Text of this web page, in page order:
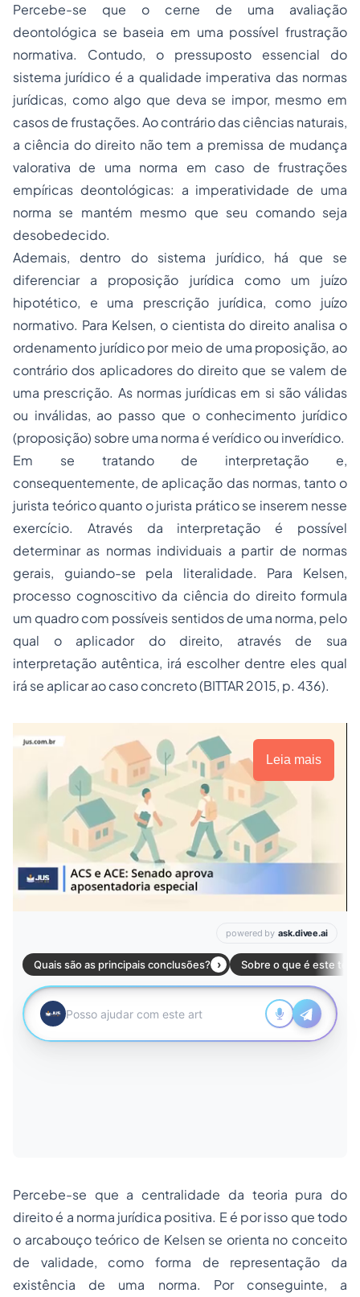
Percebe-se que o cerne de uma avaliação
deontológica se baseia em uma possível frustração
normativa. Contudo, o pressuposto essencial do
sistema jurídico é a qualidade imperativa das normas
jurídicas, como algo que deva se impor, mesmo em
casos de frustações. Ao contrário das ciências naturais,
a ciência do direito não tem a premissa de mudança
valorativa de uma norma em caso de frustrações
empíricas deontológicas: a imperatividade de uma
norma se mantém mesmo que seu comando seja
desobedecido.
Ademais, dentro do sistema jurídico, há que se
diferenciar a proposição jurídica como um juízo
hipotético, e uma prescrição jurídica, como juízo
normativo. Para Kelsen, o cientista do direito analisa o
ordenamento jurídico por meio de uma proposição, ao
contrário dos aplicadores do direito que se valem de
uma prescrição. As normas jurídicas em si são válidas
ou inválidas, ao passo que o conhecimento jurídico
(proposição) sobre uma norma é verídico ou inverídico.
Em se tratando de interpretação e,
consequentemente, de aplicação das normas, tanto o
jurista teórico quanto o jurista prático se inserem nesse
exercício. Através da interpretação é possível
determinar as normas individuais a partir de normas
gerais, guiando-se pela literalidade. Para Kelsen,
processo cognoscitivo da ciência do direito formula
um quadro com possíveis sentidos de uma norma, pelo
qual o aplicador do direito, através de sua
interpretação autêntica, irá escolher dentre eles qual
irá se aplicar ao caso concreto (BITTAR 2015, p. 436).
Leia mais
Percebe-se que a centralidade da teoria pura do
direito é a norma jurídica positiva. E é por isso que todo
o arcabouço teórico de Kelsen se orienta no conceito
de validade, como forma de representação da
existência de uma norma. Por conseguinte, a